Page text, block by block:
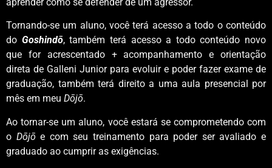
Tornando-se um aluno, você terá acesso a todo o conteúdo
do Goshindō, também terá acesso a todo conteúdo novo
que for acrescentado + acompanhamento e orientação
direta de Galleni Junior para evoluir e poder fazer exame de
graduação, também terá direito a uma aula presencial por
mês em meu Dōjō.
Ao tornar-se um aluno, você estará se comprometendo com
o Dōjōe com seu treinamento para poder ser avaliado e
graduado ao cumprir as exigências.